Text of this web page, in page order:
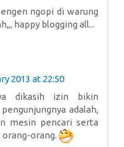
ngopi di warung
happy blogging all...
2013 at 22:50
dikasih izin bikin
adalah,
mesin pencari serta
orang.